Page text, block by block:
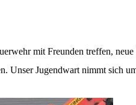
mit Freunden treffen,
Unser Jugendwart nimmt sich